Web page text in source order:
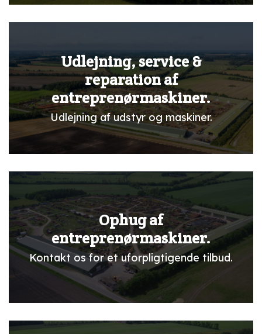
Udlejning, service &
reparation af
entreprenørmaskiner.
Udlejning af udstyr og maskiner.
Ophug af
entreprenørmaskiner.
Kontakt os for et uforpligtigende tilbud.